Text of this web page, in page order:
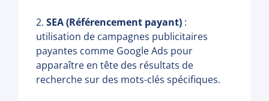
2. SEA (Référencement payant) :
utilisation de campagnes publicitaires
payantes comme Google Ads pour
apparaître en tête des résultats de
recherche sur des mots-clés spécifiques.